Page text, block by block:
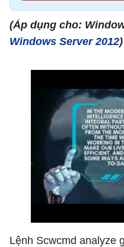
(Áp dụng cho:
Windows Server 2012)
Lệnh Scwcmd analyze